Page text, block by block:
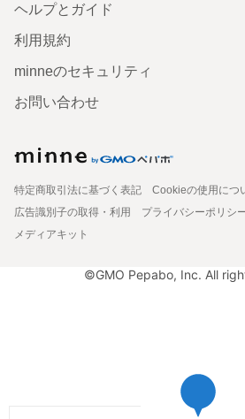
ヘルプとガイド
利用規約
minneのセキュリティ
お問い合わせ
特定商取引法に基づく表記
Cookieの使用につ
広告識別子の取得・利用
プライバシーポリシ
メディアキット
©GMO Pepabo, Inc. All